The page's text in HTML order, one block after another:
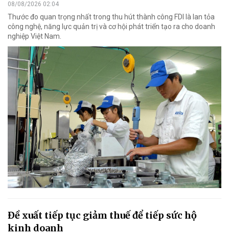
08/08/2026 02:04
Thước đo quan trọng nhất trong thu hút thành công FDI là lan tỏa
công nghệ, năng lực quản trị và cơ hội phát triển tạo ra cho doanh
nghiệp Việt Nam.
Đề xuất tiếp tục giảm thuế để tiếp sức hộ
kinh doanh